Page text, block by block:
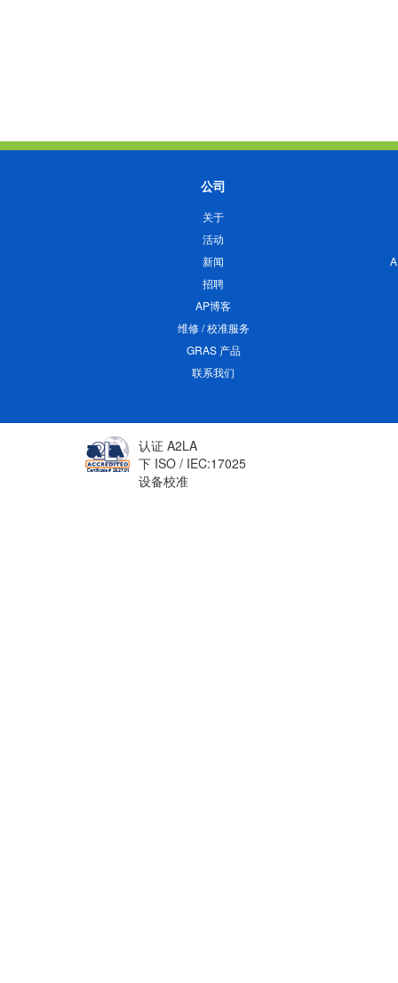
公司
关于
活动
新闻
招聘
AP博客
维修 / 校准服务
GRAS 产品
联系我们
认证 A2LA
下 ISO / IEC:17025
设备校准